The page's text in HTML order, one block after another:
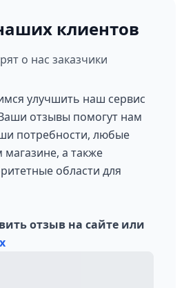
клиентов
о нас заказчики
улучшить наш сервис
отзывы помогут нам
потребности, любые
а также
области для
отзыв на сайте или